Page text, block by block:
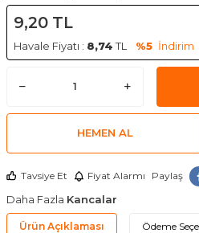
9,20 TL
Havale Fiyatı : 8,74TL %5 İndirim
HEMEN AL
Tavsiye Et Fiyat Alarmı Paylaş
Daha Fazla Kancalar
Ürün Açıklaması Ödeme